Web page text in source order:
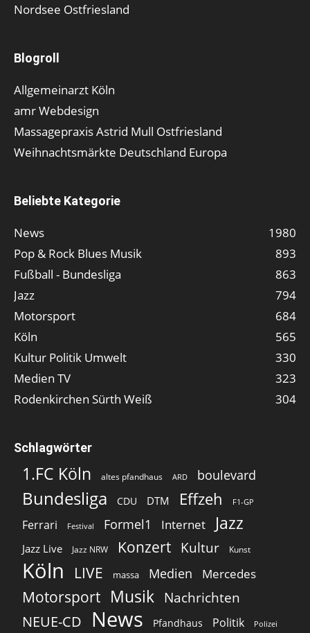
Nordsee Ostfriesland
Blogroll
Allgemeinarzt Köln
amr Webdesign
Massagepraxis Astrid Mull Ostfriesland
Weihnachtsmärkte Deutschland Europa
Beliebte Kategorie
News
1980
Pop & Rock Blues Musik
893
Fußball - Bundesliga
863
Jazz
794
Motorsport
684
Köln
565
Kultur Politik Umwelt
330
Medien TV
323
Rodenkirchen Sürth Weiß
304
Schlagwörter
1.FC Köln altes pfandhaus ARD boulevard
Bundesliga CDU DTM Effzeh F1-GP
Ferrari Festival Formel1 Internet Jazz
Jazz Live Jazz NRW Konzert Kultur Kunst
Köln LIVE massa Medien Mercedes
Motorsport Musik Nachrichten
NEUE-CD
News Pfandhaus Politik Polizei